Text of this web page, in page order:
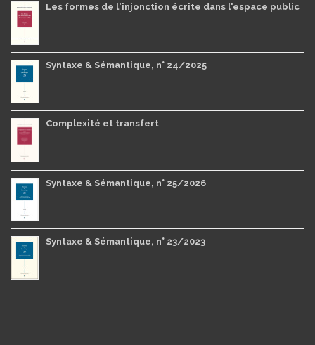
Les formes de l'injonction écrite dans l'espace public
Syntaxe & Sémantique, n° 24/2025
Complexité et transfert
Syntaxe & Sémantique, n° 25/2026
Syntaxe & Sémantique, n° 23/2023